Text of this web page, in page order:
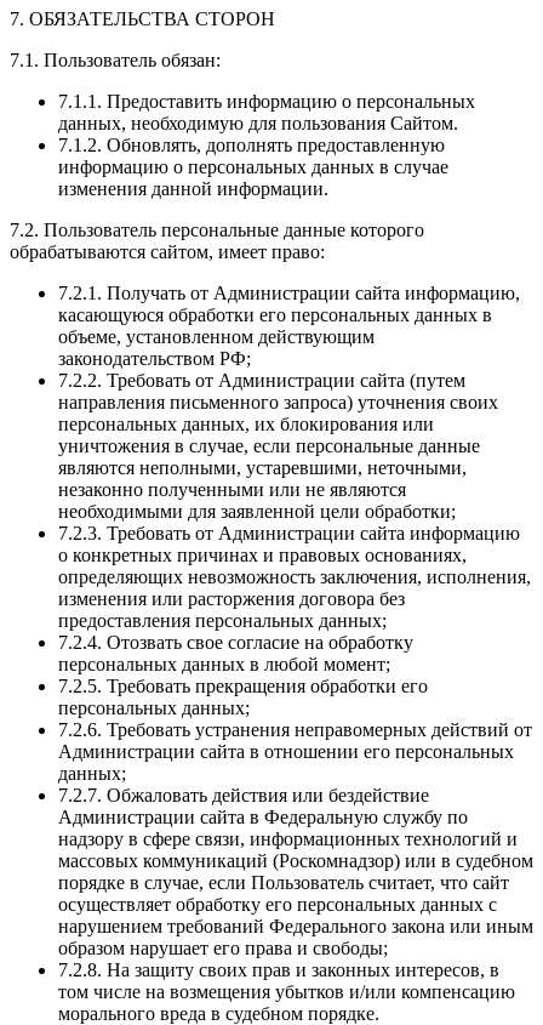
7. ОБЯЗАТЕЛЬСТВА СТОРОН
7.1. Пользователь обязан:
7.1.1. Предоставить информацию о персональных
данных, необходимую для пользования Сайтом.
7.1.2. Обновлять, дополнять предоставленную
информацию о персональных данных в случае
изменения данной информации.
7.2. Пользователь персональные данные которого
обрабатываются сайтом, имеет право:
7.2.1. Получать от Администрации сайта информацию,
касающуюся обработки его персональных данных в
объеме, установленном действующим
законодательством РФ;
7.2.2. Требовать от Администрации сайта (путем
направления письменного запроса) уточнения своих
персональных данных, их блокирования или
уничтожения в случае, если персональные данные
являются неполными, устаревшими, неточными,
незаконно полученными или не являются
необходимыми для заявленной цели обработки;
7.2.3. Требовать от Администрации сайта информацию
о конкретных причинах и правовых основаниях,
определяющих невозможность заключения, исполнения,
изменения или расторжения договора без
предоставления персональных данных;
7.2.4. Отозвать свое согласие на обработку
персональных данных в любой момент;
7.2.5. Требовать прекращения обработки его
персональных данных;
7.2.6. Требовать устранения неправомерных действий от
Администрации сайта в отношении его персональных
данных;
7.2.7. Обжаловать действия или бездействие
Администрации сайта в Федеральную службу по
надзору в сфере связи, информационных технологий и
массовых коммуникаций (Роскомнадзор) или в судебном
порядке в случае, если Пользователь считает, что сайт
осуществляет обработку его персональных данных с
нарушением требований Федерального закона или иным
образом нарушает его права и свободы;
7.2.8. На защиту своих прав и законных интересов, в
том числе на возмещения убытков и/или компенсацию
морального вреда в судебном порядке.